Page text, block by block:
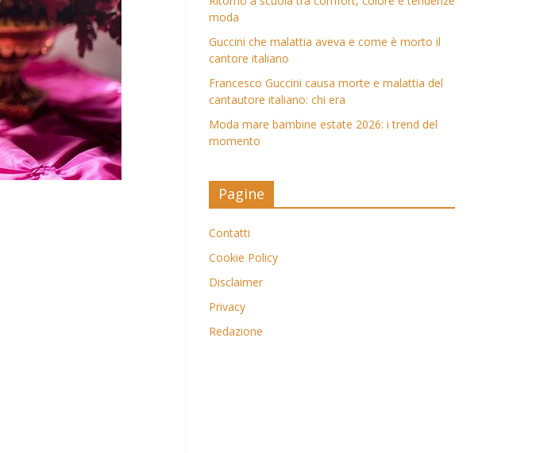
moda
Guccini che malattia aveva e come è morto il
cantore italiano
Francesco Guccini causa morte e malattia del
cantautore italiano: chi era
Moda mare bambine estate 2026: i trend del
momento
Pagine
Contatti
Cookie Policy
Disclaimer
Privacy
Redazione